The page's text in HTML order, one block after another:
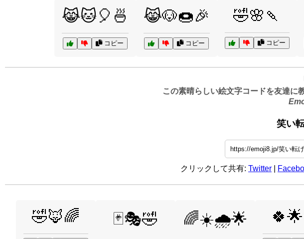
😹🐱🎈🍜
コピー
😹🐶🍩🎉
コピー
🤣🌸🍡
コピー
この素晴らしい絵文字コードを友達に
笑い
クリックして共有: Twitter
🤣🦊🌈 🃏🎭🤣 🌈☀️🌧️🌟